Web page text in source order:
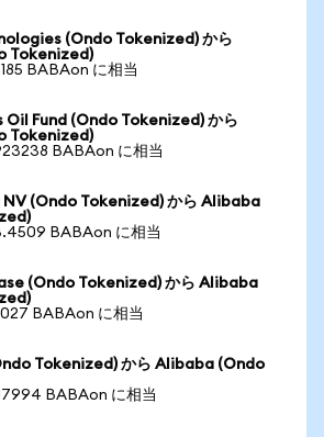
(Ondo Tokenized) から
Tokenized)
BABAon に相当
Fund (Ondo Tokenized) から
Tokenized)
BABAon に相当
NV (Ondo Tokenized) から Alibaba
BABAon に相当
(Ondo Tokenized) から Alibaba
BABAon に相当
Tokenized) から Alibaba (Ondo
BABAon に相当